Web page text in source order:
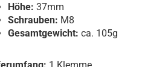
Höhe: 37mm
Schrauben: M8
Gesamtgewicht: ca. 105g